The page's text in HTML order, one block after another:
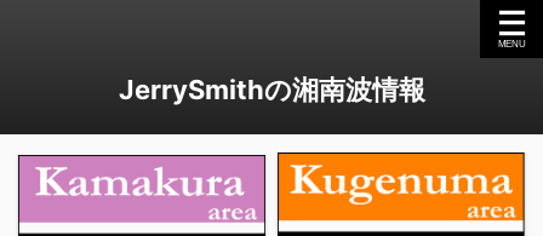
JerrySmithの湘南波情報